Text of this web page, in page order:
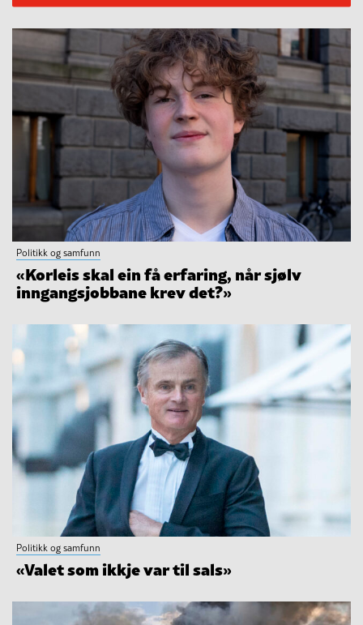
Politikk og samfunn
«Korleis skal ein få erfaring, når sjølv
inngangsjobbane krev det?»
Politikk og samfunn
«Valet som ikkje var til sals»